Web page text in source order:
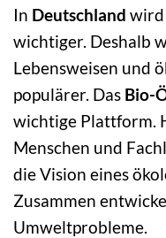
In Deutschland wird
wichtiger. Deshalb
Lebensweisen und
populärer. Das Bio-
wichtige Plattform.
Menschen und
die Vision eines
Zusammen
Umweltprobleme.